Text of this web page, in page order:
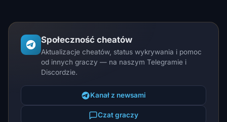
Społeczność cheatów
Aktualizacje cheatów, status wykrywania i pomoc
od innych graczy — na naszym Telegramie i
Discordzie.
Kanał z newsami
Czat graczy